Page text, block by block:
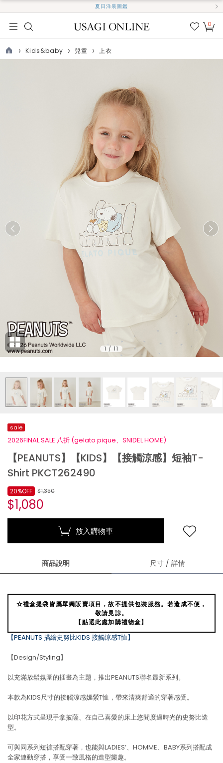
夏日洋裝圖鑑
我的
0
TOP
Kids&baby 兒童 上衣
1 / 11
sale
2026FINAL SALE 八折 (gelato pique、SNIDEL HOME)
【PEANUTS】【KIDS】【接觸涼感】短袖T-
Shirt PKCT262490
$1,350
$1,080
20%OFF
放入購物車
商品說明 尺寸 / 詳情
☆禮盒提袋皆屬單獨販賣項目，故不提供包裝服務。若造成不便，
敬請見諒。
【點選此處加購禮物盒】
【PEANUTS 描繪史努比KIDS 接觸涼感T恤】
【Design/Styling】
以充滿放鬆氛圍的插畫為主題，推出PEANUTS聯名最新系列。
本款為KIDS尺寸的接觸涼感嫘縈T恤，帶來清爽舒適的穿著感受。
以印花方式呈現手拿披薩、在自己喜愛的床上悠閒度過時光的史努比造
型。
可與同系列短褲搭配穿著，也能與LADIES’、HOMME、BABY系列搭配成
全家連動穿搭，享受一致風格的造型樂趣。